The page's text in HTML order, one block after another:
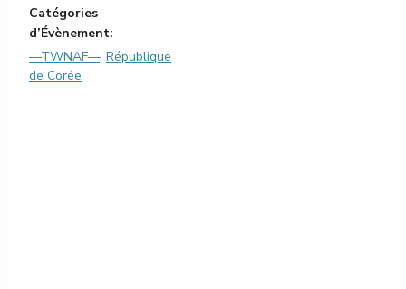
Catégories
d’Évènement:
—TWNAF—, République
de Corée